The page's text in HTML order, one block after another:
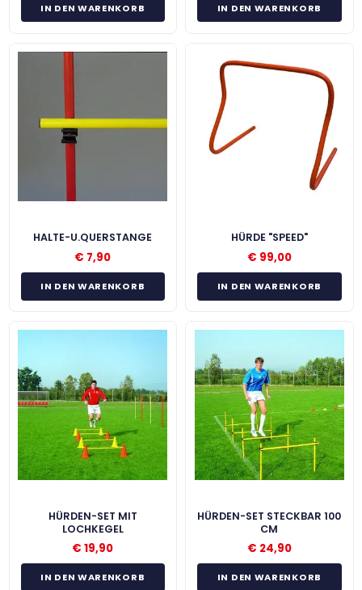
IN DEN WARENKORB IN DEN WARENKORB
HALTE-U.QUERSTANGE
€ 7,90
IN DEN WARENKORB
HÜRDE "SPEED"
€ 99,00
IN DEN WARENKORB
HÜRDEN-SET MIT
LOCHKEGEL
€ 19,90
IN DEN WARENKORB
HÜRDEN-SET STECKBAR 100
CM
€ 24,90
IN DEN WARENKORB